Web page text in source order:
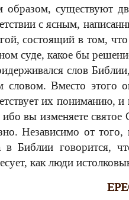
образом, существуют
с ясным,
состоящий в том,
суде, какое бы
слов
словом. Вместо этого
их пониманию,
вы изменяете
Независимо от
в Библии говорится,
как люди